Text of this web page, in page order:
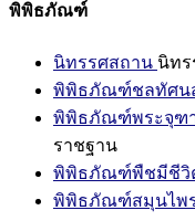
พิพิธภัณฑ์
นิทรรศสถาน นิทร
พิพิธภัณฑ์ชลทัศน
พิพิธภัณฑ์พระจุฑ
ราชฐาน
พิพิธภัณฑ์พืชมีชีวิ
พิพิธภัณฑ์สมุนไพ